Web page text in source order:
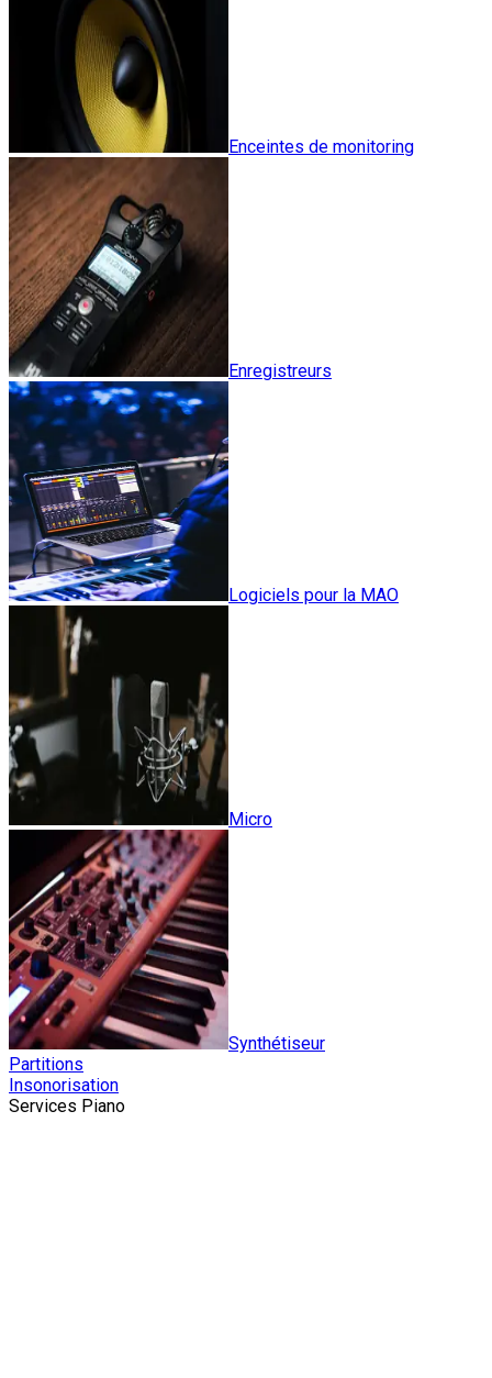
Enceintes de monitoring
Enregistreurs
Logiciels pour la MAO
Micro
Synthétiseur
Partitions
Insonorisation
Services Piano